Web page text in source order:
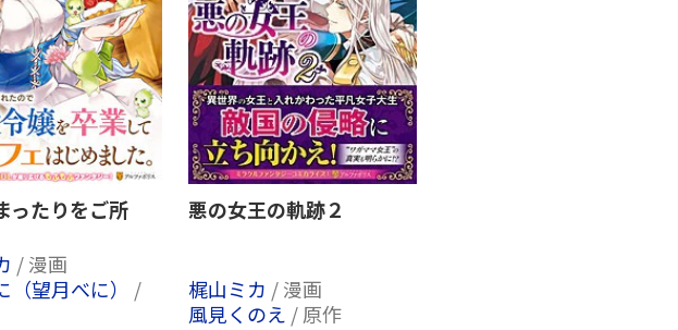
ったりをご所
/ 漫画
（望月べに） /
悪の女王の軌跡２
梶山ミカ / 漫画
風見くのえ / 原作